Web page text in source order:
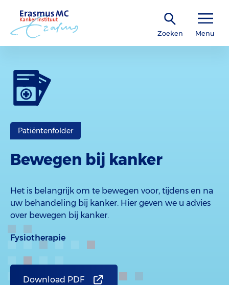
Zoeken Menu
Patiëntenfolder
Bewegen bij kanker
Het is belangrijk om te bewegen voor, tijdens en na
uw behandeling bij kanker. Hier geven we u advies
over bewegen bij kanker.
Fysiotherapie
Download PDF